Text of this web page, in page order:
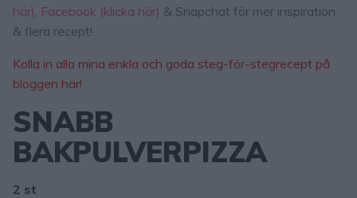
här) Facebook (klicka här) & Snapchat för mer inspiration
& flera recept!
Kolla in alla mina enkla och goda steg-för-stegrecept på
bloggen här!
SNABB
BAKPULVERPIZZA
2 st